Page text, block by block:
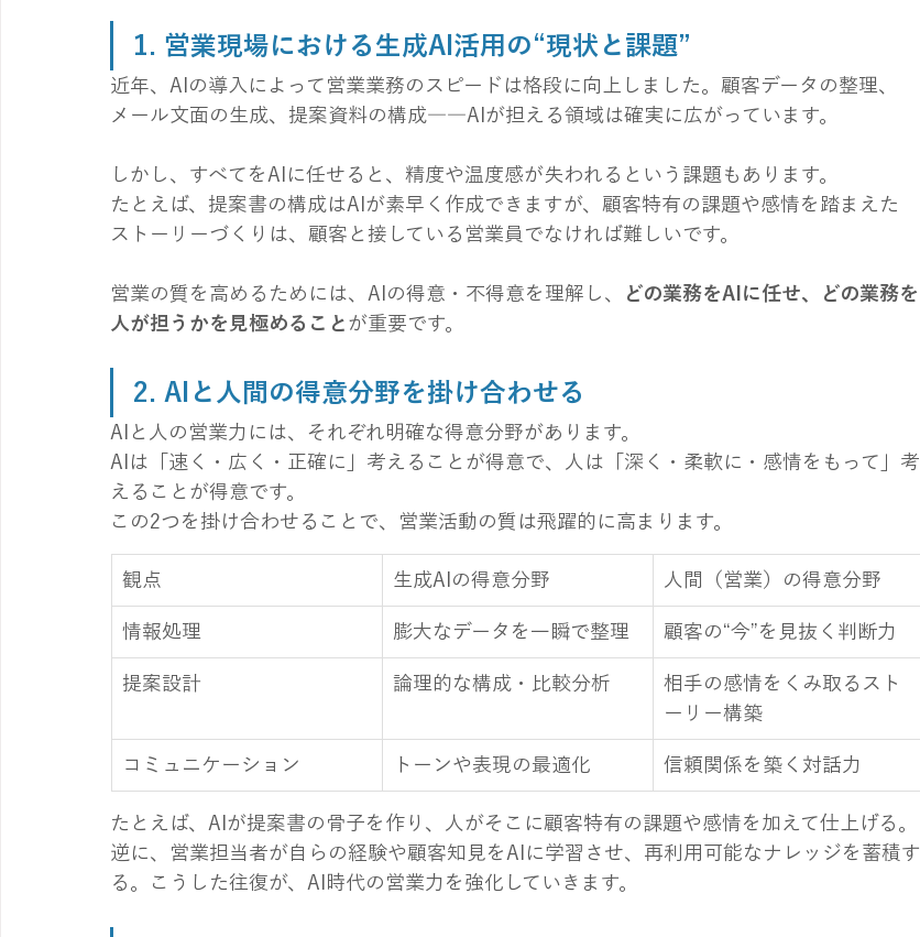
1. 営業現場における生成AI活用の“現状と課題”
近年、AIの導入によって営業業務のスピードは格段に向上しました。顧客データの整理、
メール文面の生成、提案資料の構成――AIが担える領域は確実に広がっています。
しかし、すべてをAIに任せると、精度や温度感が失われるという課題もあります。
たとえば、提案書の構成はAIが素早く作成できますが、顧客特有の課題や感情を踏まえた
ストーリーづくりは、顧客と接している営業員でなければ難しいです。
営業の質を高めるためには、AIの得意・不得意を理解し、
どの業務をAIに任せ、どの業務を
人が担うかを見極めること が重要です。
2. AIと人間の得意分野を掛け合わせる
AIと人の営業力には、それぞれ明確な得意分野があります。
AIは「速く・広く・正確に」考えることが得意で、人は「深く・柔軟に・感情をもって」考
えることが得意です。
この2つを掛け合わせることで、営業活動の質は飛躍的に高まります。
観点 生成AIの得意分野 人間（営業）の得意分野
情報処理 膨大なデータを一瞬で整理 顧客の“今”を見抜く判断力
提案設計 論理的な構成・比較分析
相手の感情をくみ取るスト
ーリー構築
コミュニケーション トーンや表現の最適化 信頼関係を築く対話力
たとえば、AIが提案書の骨子を作り、人がそこに顧客特有の課題や感情を加えて仕上げる。
逆に、営業担当者が自らの経験や顧客知見をAIに学習させ、再利用可能なナレッジを蓄積す
る。こうした往復が、AI時代の営業力を強化していきます。